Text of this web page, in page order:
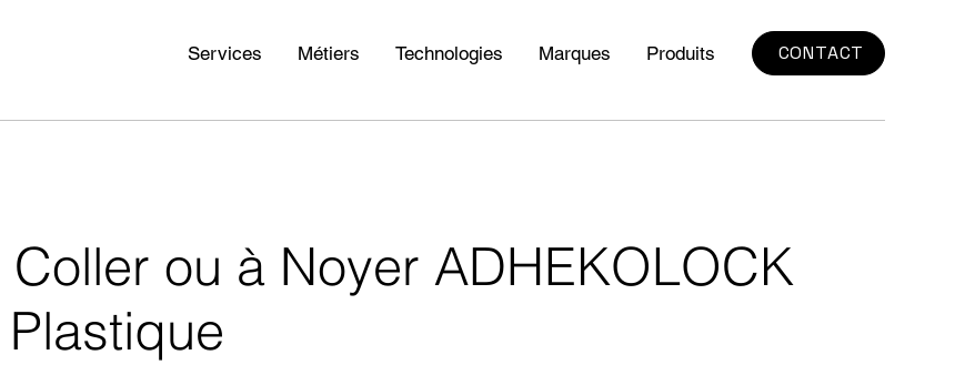
Services Métiers Technologies Marques Produits CONTACT
ou à Noyer ADHEKOLOCK